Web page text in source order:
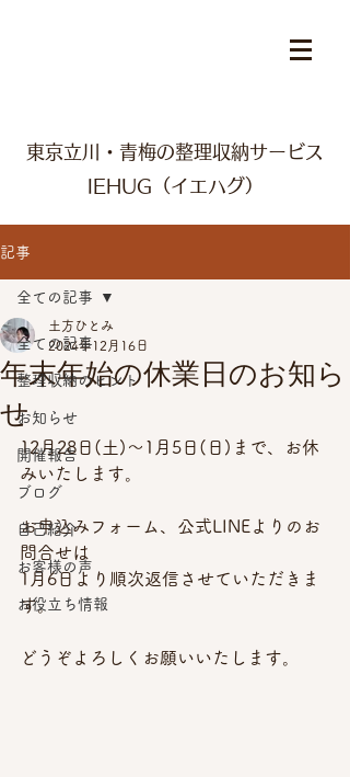
東京立川・青梅の整理収納サービス
IEHUG（イエハグ）
記事
全ての記事
整理収納のヒント
お知らせ
開催報告
ブログ
自己紹介
お客様の声
お役立ち情報
全ての記事
年末年始の休業日のお知ら
せ
土方ひとみ
2024年12月16日
12月28日(土)～1月5日(日)まで、お休
みいたします。
お申込みフォーム、公式LINEよりのお
問合せは
1月6日より順次返信させていただきま
す。
どうぞよろしくお願いいたします。